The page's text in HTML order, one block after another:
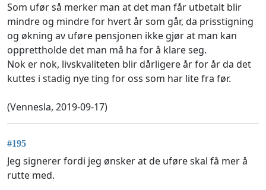
Som ufør så merker man at det man får utbetalt blir
mindre og mindre for hvert år som går, da prisstigning
og økning av uføre pensjonen ikke gjør at man kan
opprettholde det man må ha for å klare seg.
Nok er nok, livskvaliteten blir dårligere år for år da det
kuttes i stadig nye ting for oss som har lite fra før.
(Vennesla, 2019-09-17)
#195
Jeg signerer fordi jeg ønsker at de uføre skal få mer å
rutte med.